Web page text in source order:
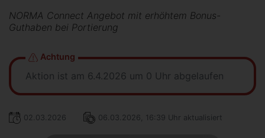
NORMA Connect Angebot mit erhöhtem Bonus-
Guthaben bei Portierung
Achtung
Aktion ist am 6.4.2026 um 0 Uhr abgelaufen
02.03.2026 06.03.2026, 16:39 Uhr aktualisiert